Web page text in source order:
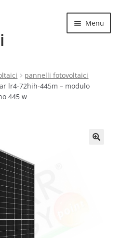
Menu
pannelli fotovoltaici
lr4-72hih-445m – modulo
445 w